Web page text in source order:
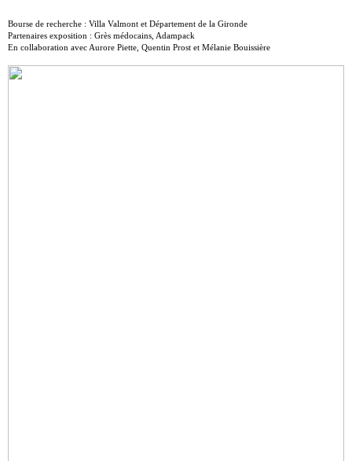
Bourse de recherche : Villa Valmont et Département de la Gironde
Partenaires exposition : Grès médocains, Adampack
En collaboration avec Aurore Piette, Quentin Prost et Mélanie Bouissière